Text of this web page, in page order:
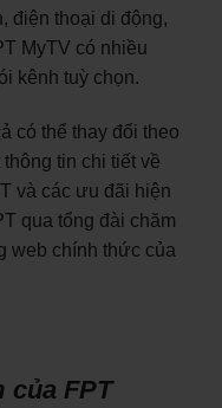
điện thoại di động,
MyTV có nhiều
kênh tuỳ chọn.
có thể thay đổi theo
tin chi tiết về
và các ưu đãi hiện
qua tổng đài chăm
web chính thức của
của FPT